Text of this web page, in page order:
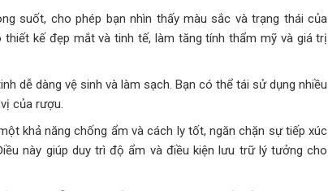
suốt, cho phép bạn nhìn thấy màu sắc và trạng thái của
kế đẹp mắt và tinh tế, làm tăng tính thẩm mỹ và giá trị
dễ dàng vệ sinh và làm sạch. Bạn có thể tái sử dụng nhiều
của rượu.
khả năng chống ẩm và cách ly tốt, ngăn chặn sự tiếp xúc
này giúp duy trì độ ẩm và điều kiện lưu trữ lý tưởng cho